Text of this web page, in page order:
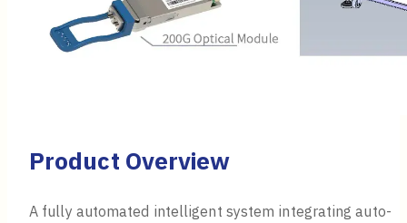
Product Overview
A fully automated intelligent system integrating auto-